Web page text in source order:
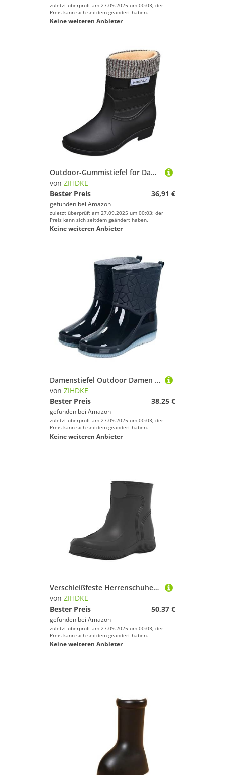
zuletzt überprüft am 27.09.2025 um 00:03; der
Preis kann sich seitdem geändert haben.
Keine weiteren Anbieter
Outdoor-Gummistiefel for Damen mit mittlerer Wade, rutschfest, wasserdicht, for die Arbeit in der Küche Für Industrie Handwerk(Black,36)
von ZIHDKE
Bester Preis
36,91 €
gefunden bei Amazon
zuletzt überprüft am 27.09.2025 um 00:03; der
Preis kann sich seitdem geändert haben.
Keine weiteren Anbieter
Damenstiefel Outdoor Damen Regenstiefel rutschfeste, verschleißfeste wasserdichte Schuhe Für Industrie Handwerk(Black,38)
von ZIHDKE
Bester Preis
38,25 €
gefunden bei Amazon
zuletzt überprüft am 27.09.2025 um 00:03; der
Preis kann sich seitdem geändert haben.
Keine weiteren Anbieter
Verschleißfeste Herrenschuhe Angeln rutschfeste Arbeitsregenstiefel for Herren Garten Gummistiefel Outdoor Für Industrie Handwerk(Black,41)
von ZIHDKE
Bester Preis
50,37 €
gefunden bei Amazon
zuletzt überprüft am 27.09.2025 um 00:03; der
Preis kann sich seitdem geändert haben.
Keine weiteren Anbieter